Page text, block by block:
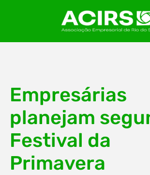
Empresárias
planejam
Festival da
Primavera